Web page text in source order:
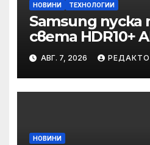
НОВИНИ ТЕХНОЛОГИИ
Samsung пуска
света HDR10+
стрийминг
Video
АВГ. 7, 2026
НОВИНИ